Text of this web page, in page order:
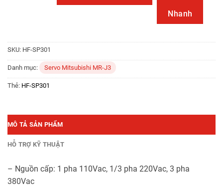
Nhanh
SKU: HF-SP301
Danh mục: Servo Mitsubishi MR-J3
Thẻ: HF-SP301
MÔ TẢ SẢN PHẨM
HỖ TRỢ KỸ THUẬT
– Nguồn cấp: 1 pha 110Vac, 1/3 pha 220Vac, 3 pha
380Vac